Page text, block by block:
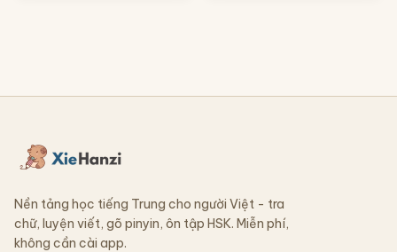
Nền tảng học tiếng Trung cho người Việt - tra
chữ, luyện viết, gõ pinyin, ôn tập HSK. Miễn phí,
không cần cài app.